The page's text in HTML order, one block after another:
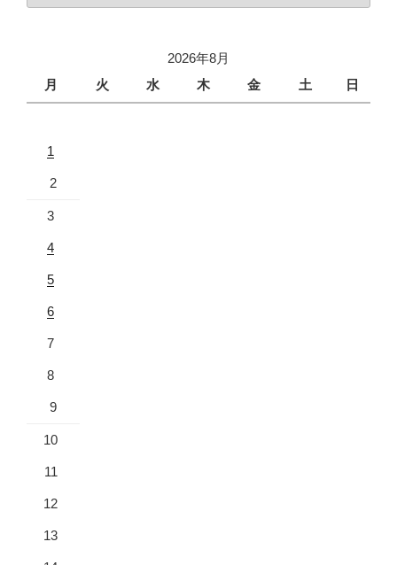
2026年8月
月
火 水 木 金 土 日
1
2
3
4
5
6
7
8
9
10
11
12
13